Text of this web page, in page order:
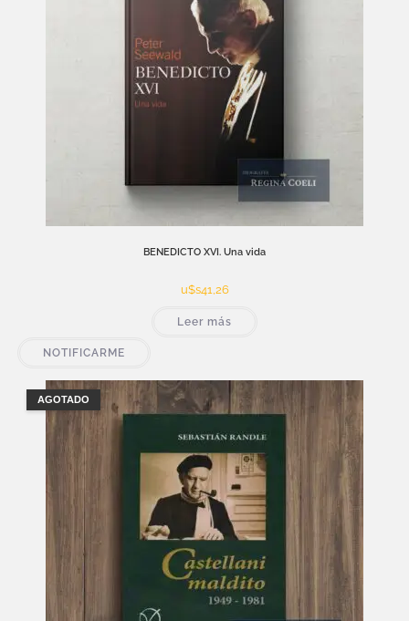
BENEDICTO XVI. Una vida
u$s41,26
Leer más
NOTIFICARME
AGOTADO